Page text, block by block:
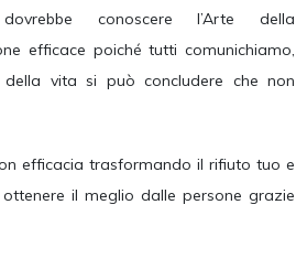
conoscere l’Arte della
efficace poiché tutti comunichiamo,
vita si può concludere che non
efficacia trasformando il rifiuto tuo e
il meglio dalle persone grazie